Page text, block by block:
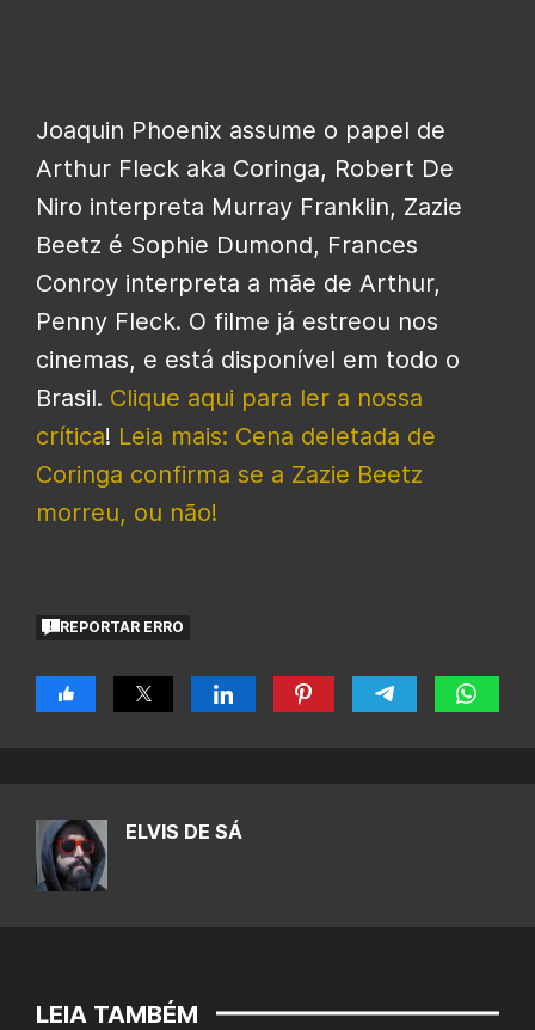
Joaquin Phoenix assume o papel de
Arthur Fleck aka Coringa, Robert De
Niro interpreta Murray Franklin, Zazie
Beetz é Sophie Dumond, Frances
Conroy interpreta a mãe de Arthur,
Penny Fleck. O filme já estreou nos
cinemas, e está disponível em todo o
Brasil. Clique aqui para ler a nossa
crítica! Leia mais: Cena deletada de
Coringa confirma se a Zazie Beetz
morreu, ou não!
REPORTAR ERRO
ELVIS DE SÁ
LEIA TAMBÉM